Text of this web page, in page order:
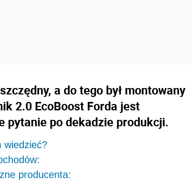
a do tego był montowany
2.0 EcoBoost Forda jest
pytanie po dekadzie produkcji.
wiedzieć?
producenta: